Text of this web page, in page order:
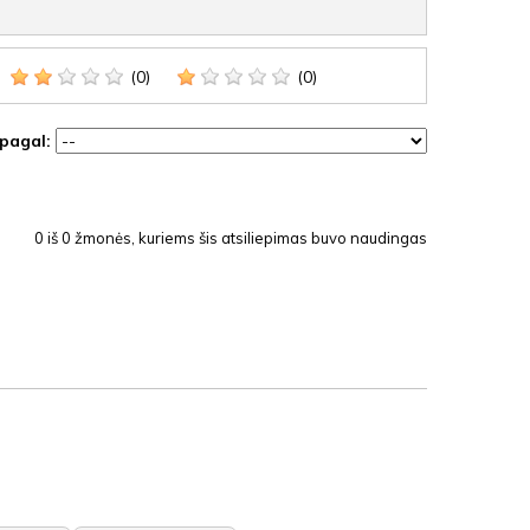
(0) (0)
0 iš0 žmonės, kuriems šis atsiliepimas buvo naudingas